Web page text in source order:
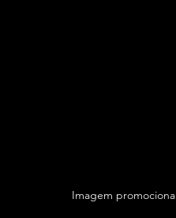
Imagem promocional